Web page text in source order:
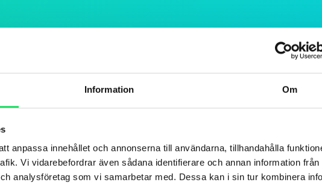
Information Om
anpassa innehållet och annonserna till användarna, tillhandahålla
Vi vidarebefordrar även sådana identifierare och annan information från
analysföretag som vi samarbetar med. Dessa kan i sin tur kombinera